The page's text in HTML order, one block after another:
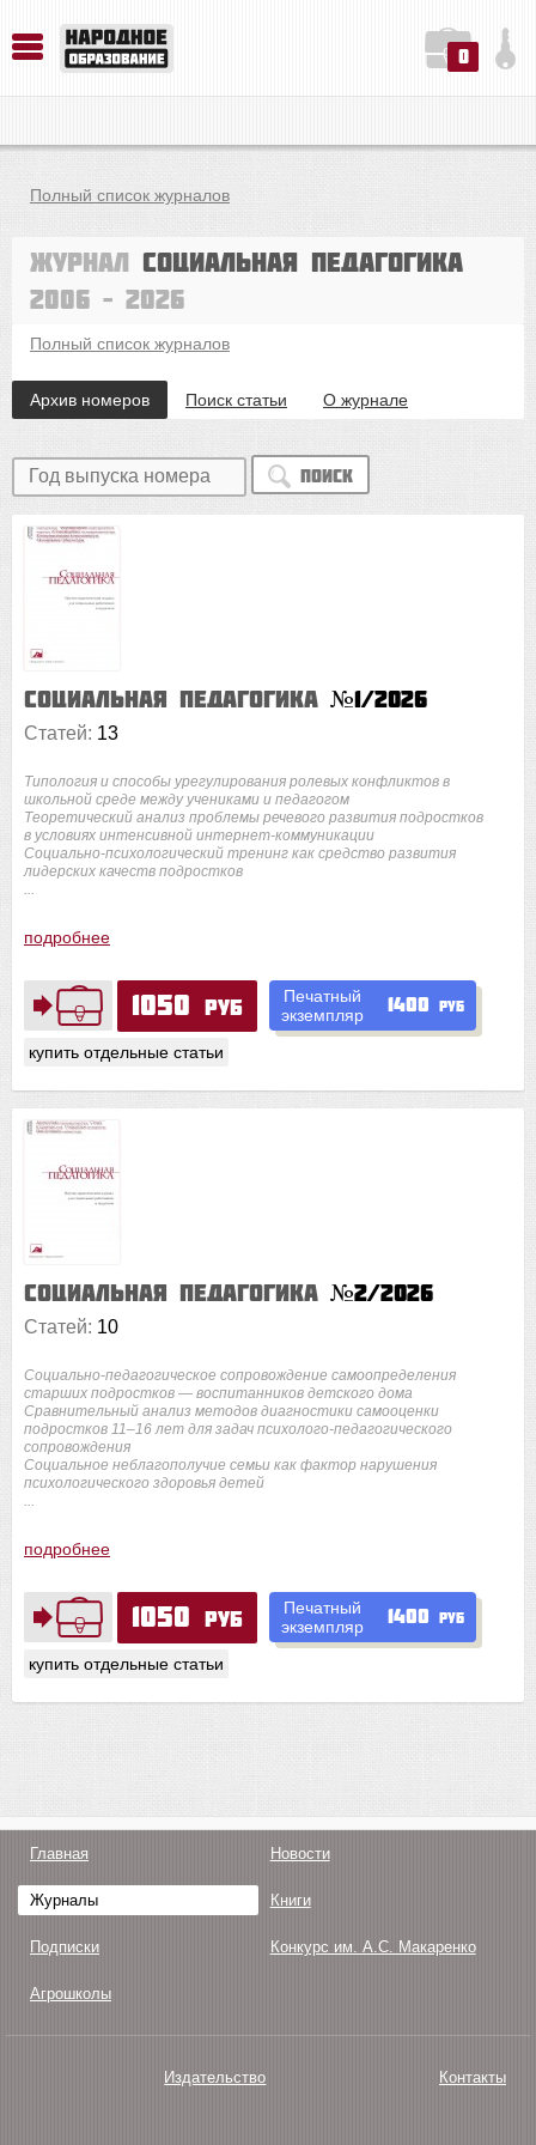
0
Полный список журналов
Журнал Социальная педагогика
2006 – 2026
Полный список журналов
Архив номеров Поиск статьи О журнале
Поиск
1050 руб
купить отдельные статьи
Печатный
экземпляр
1400 руб
Социальная педагогика №1/2026
Статей: 13
Типология и способы урегулирования ролевых конфликтов в
школьной среде между учениками и педагогом
Теоретический анализ проблемы речевого развития подростков
в условиях интенсивной интернет-коммуникации
Социально-психологический тренинг как средство развития
лидерских качеств подростков
подробнее
1050 руб
купить отдельные статьи
Печатный
экземпляр
1400 руб
Социальная педагогика №2/2026
Статей: 10
Социально-педагогическое сопровождение самоопределения
старших подростков — воспитанников детского дома
Сравнительный анализ методов диагностики самооценки
подростков 11–16 лет для задач психолого-педагогического
сопровождения
Социальное неблагополучие семьи как фактор нарушения
психологического здоровья детей
подробнее
Главная Новости
Журналы Книги
Подписки Конкурс им. А.С. Макаренко
Агрошколы
Издательство Контакты